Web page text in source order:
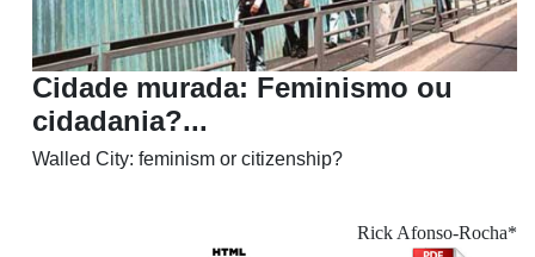
Cidade murada: Feminismo ou
cidadania?...
Walled City: feminism or citizenship?
Rick Afonso-Rocha*